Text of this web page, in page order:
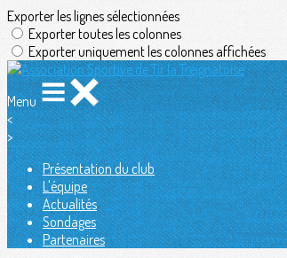
Exporter les lignes sélectionnées
Exporter toutes les colonnes
Exporter uniquement les colonnes affichées
Menu
<
>
Présentation du club
L'équipe
Actualités
Sondages
Partenaires